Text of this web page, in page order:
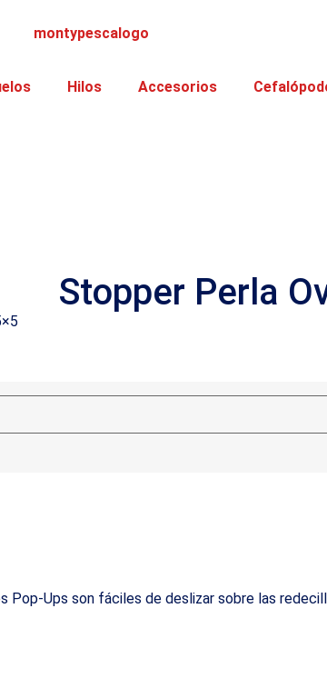
Hilos Accesorios
Stopper Perla
Ups son fáciles de deslizar sobre las